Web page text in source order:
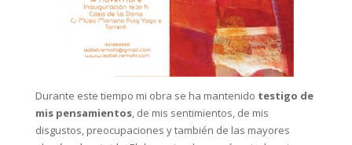
Durante este tiempo mi obra se ha mantenido testigo de
mis pensamientos, de mis sentimientos, de mis
disgustos, preocupaciones y también de las mayores